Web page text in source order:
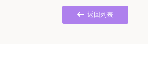
返回列表